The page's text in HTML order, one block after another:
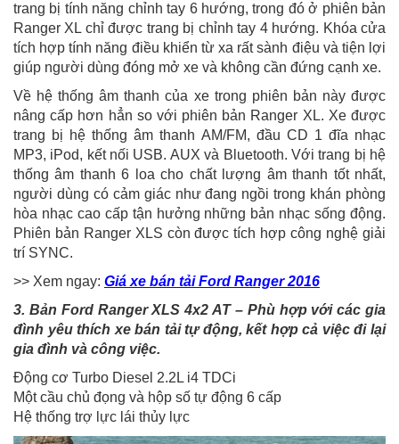
trang bị tính năng chỉnh tay 6 hướng, trong đó ở phiên bản
Ranger XL chỉ được trang bị chỉnh tay 4 hướng. Khóa cửa
tích hợp tính năng điều khiển từ xa rất sành điệu và tiện lợi
giúp người dùng đóng mở xe và không cần đứng cạnh xe.
Về hệ thống âm thanh của xe trong phiên bản này được
nâng cấp hơn hẳn so với phiên bản Ranger XL. Xe được
trang bị hệ thống âm thanh AM/FM, đầu CD 1 đĩa nhạc
MP3, iPod, kết nối USB. AUX và Bluetooth. Với trang bị hệ
thống âm thanh 6 loa cho chất lượng âm thanh tốt nhất,
người dùng có cảm giác như đang ngồi trong khán phòng
hòa nhạc cao cấp tận hưởng những bản nhạc sống động.
Phiên bản Ranger XLS còn được tích hợp công nghệ giải
trí SYNC.
>> Xem ngay: Giá xe bán tải Ford Ranger 2016
3. Bản Ford Ranger XLS 4x2 AT – Phù hợp với các gia
đình yêu thích xe bán tải tự động, kết hợp cả việc đi lại
gia đình và công việc.
Động cơ Turbo Diesel 2.2L i4 TDCi
Một cầu chủ đọng và hộp số tự động 6 cấp
Hệ thống trợ lực lái thủy lực